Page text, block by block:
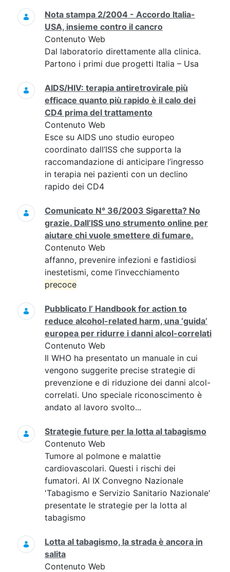
Nota stampa 2/2004 - Accordo Italia-
USA, insieme contro il cancro
Contenuto Web
Dal laboratorio direttamente alla clinica.
Partono i primi due progetti Italia – Usa
AIDS/HIV: terapia antiretrovirale più
efficace quanto più rapido è il calo dei
CD4 prima del trattamento
Contenuto Web
Esce su AIDS uno studio europeo
coordinato dall’ISS che supporta la
raccomandazione di anticipare l’ingresso
in terapia nei pazienti con un declino
rapido dei CD4
Comunicato N° 36/2003 Sigaretta? No
grazie. Dall’ISS uno strumento online per
aiutare chi vuole smettere di fumare.
Contenuto Web
affanno, prevenire infezioni e fastidiosi
inestetismi, come l’invecchiamento
precoce
Pubblicato l’ Handbook for action to
reduce alcohol-related harm, una ‘guida’
europea per ridurre i danni alcol-correlati
Contenuto Web
Il WHO ha presentato un manuale in cui
vengono suggerite precise strategie di
prevenzione e di riduzione dei danni alcol-
correlati. Uno speciale riconoscimento è
andato al lavoro svolto...
Strategie future per la lotta al tabagismo
Contenuto Web
Tumore al polmone e malattie
cardiovascolari. Questi i rischi dei
fumatori. Al IX Convegno Nazionale
'Tabagismo e Servizio Sanitario Nazionale'
presentate le strategie per la lotta al
tabagismo
Lotta al tabagismo, la strada è ancora in
salita
Contenuto Web